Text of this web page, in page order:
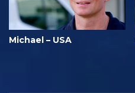
Michael – USA